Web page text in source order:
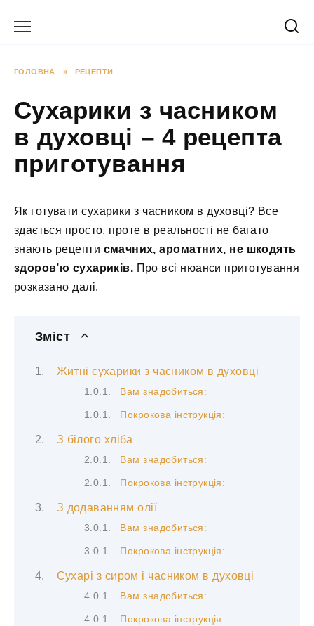
ГОЛОВНА » РЕЦЕПТИ
Сухарики з часником
в духовці – 4 рецепта
приготування
Як готувати сухарики з часником в духовці? Все
здається просто, проте в реальності не багато
знають рецепти смачних, ароматних, не шкодять
здоров’ю сухариків. Про всі нюанси приготування
розказано далі.
Зміст
Житні сухарики з часником в духовці
Вам знадобиться:
Покрокова інструкція:
З білого хліба
Вам знадобиться:
Покрокова інструкція:
З додаванням олії
Вам знадобиться:
Покрокова інструкція:
Сухарі з сиром і часником в духовці
Вам знадобиться:
Покрокова інструкція: